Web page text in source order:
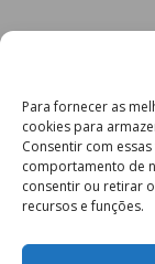
Para fornecer as
cookies para
Consentir com
comportamento de
consentir ou retirar
recursos e funções.